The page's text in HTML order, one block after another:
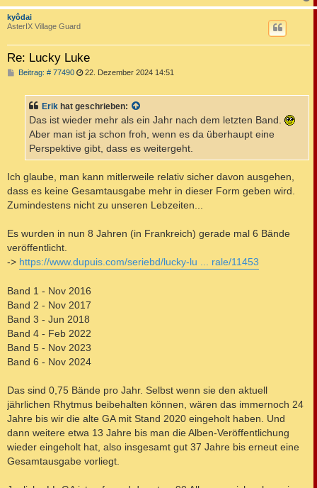
a
kyôdai
AsterIX Village Guard
Re: Lucky Luke
Beitrag: # 77490B
r
a
22. Dezember 2024 14:51
Erik hat geschrieben:
Das ist wieder mehr als ein Jahr nach dem letzten Band.
Aber man ist ja schon froh, wenn es da überhaupt eine
Perspektive gibt, dass es weitergeht.
Ich glaube, man kann mitlerweile relativ sicher davon ausgehen,
dass es keine Gesamtausgabe mehr in dieser Form geben wird.
Zumindestens nicht zu unseren Lebzeiten...
Es wurden in nun 8 Jahren (in Frankreich) gerade mal 6 Bände
veröffentlicht.
-> https://www.dupuis.com/seriebd/lucky-lu ... rale/11453
Band 1 - Nov 2016
Band 2 - Nov 2017
Band 3 - Jun 2018
Band 4 - Feb 2022
Band 5 - Nov 2023
Band 6 - Nov 2024
Das sind 0,75 Bände pro Jahr. Selbst wenn sie den aktuell
jährlichen Rhytmus beibehalten können, wären das immernoch 24
Jahre bis wir die alte GA mit Stand 2020 eingeholt haben. Und
dann weitere etwa 13 Jahre bis man die Alben-Veröffentlichung
wieder eingeholt hat, also insgesamt gut 37 Jahre bis erneut eine
Gesamtausgabe vorliegt.